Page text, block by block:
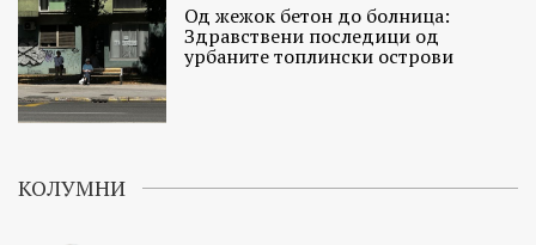
Од жежок бетон до болница:
Здравствени последици од
урбаните топлински острови
КОЛУМНИ